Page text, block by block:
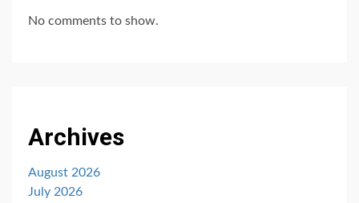
No comments to show.
Archives
August 2026
July 2026